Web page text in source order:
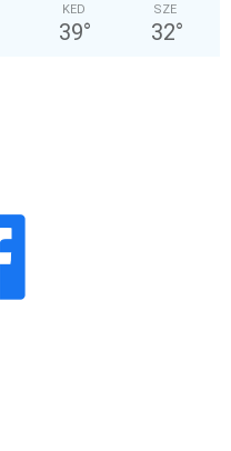
KED
39°
SZE
32°